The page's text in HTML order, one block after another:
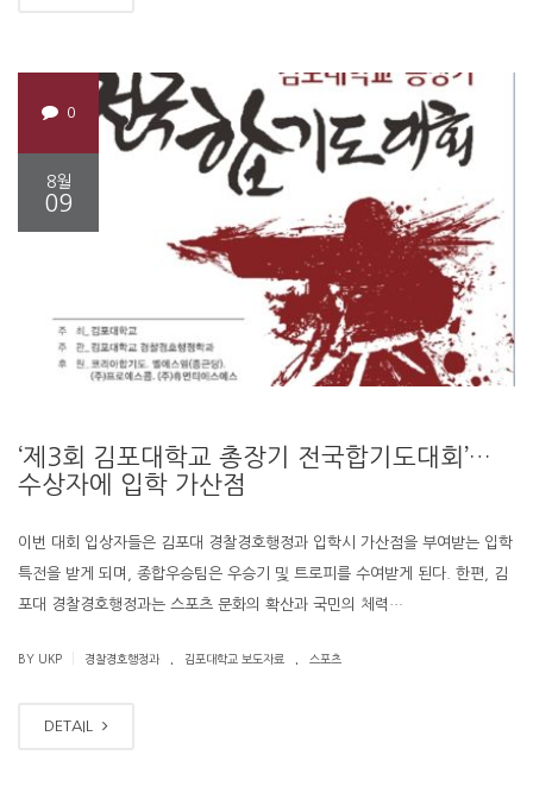
0
8월
09
‘제3회 김포대학교 총장기 전국합기도대회’…
수상자에 입학 가산점
이번 대회 입상자들은 김포대 경찰경호행정과 입학시 가산점을 부여받는 입학
특전을 받게 되며, 종합우승팀은 우승기 및 트로피를 수여받게 된다. 한편, 김
포대 경찰경호행정과는 스포츠 문화의 확산과 국민의 체력…
BY UKP 경찰경호행정과 김포대학교 보도자료 스포츠
DETAIL